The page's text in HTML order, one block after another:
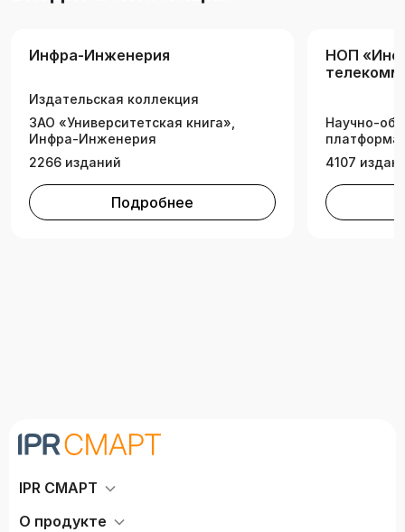
радиопротиводействия с вражеской стороны.
Инфра-Инженерия
Издательская коллекция
ЗАО «Университетская книга»,
Инфра-Инженерия
2266 изданий
Подробнее
НОП
Научно-
платформа
4107
IPR СМАРТ
О продукте